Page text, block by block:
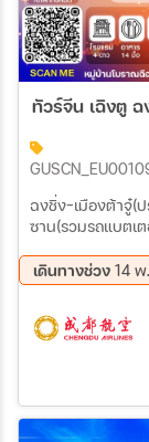
ทัวร์จีน เฉิงตู
ฉงชิ่ง-เมืองต้าจู๋(
ซาน(รวมรถแบตเ
ฟ้า (รวมลิฟต์แก้ว
ที่พัก เมืองโบราณ
ตะเกียบ(ด้านนอก
ฟางเป่ย - เข้าโร
คนเดินไท่กู่หลี่ชุน
เดินทางช่วง 14
15 ส.ค. 69 - 20 ส.
22 ส.ค. 69 - 27 ส.
19 ก.ย. 69 - 24 ก